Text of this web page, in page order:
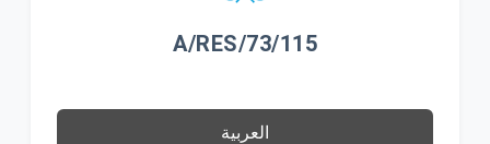
A/RES/73/115
العربية